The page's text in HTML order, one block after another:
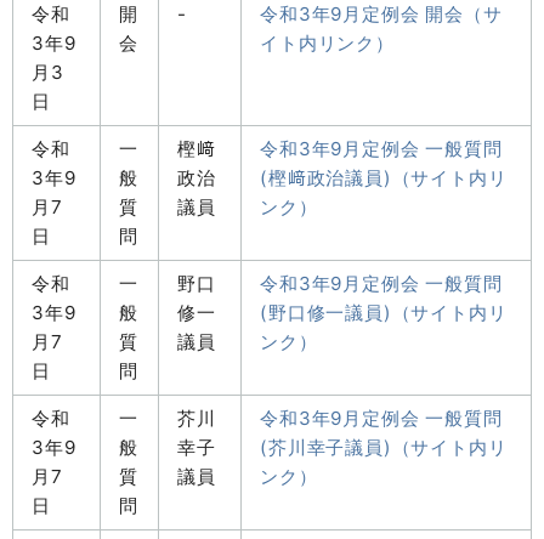
令和
3年9
月3
日
開
会
-
令和3年9月定例会 開会（サ
イト内リンク）
令和
3年9
月7
日
一
般
質
問
樫﨑
政治
議員
令和3年9月定例会 一般質問
(樫﨑政治議員)（サイト内リ
ンク）
令和
3年9
月7
日
一
般
質
問
野口
修一
議員
令和3年9月定例会 一般質問
(野口修一議員)（サイト内リ
ンク）
令和
3年9
月7
日
一
般
質
問
芥川
幸子
議員
令和3年9月定例会 一般質問
(芥川幸子議員)（サイト内リ
ンク）